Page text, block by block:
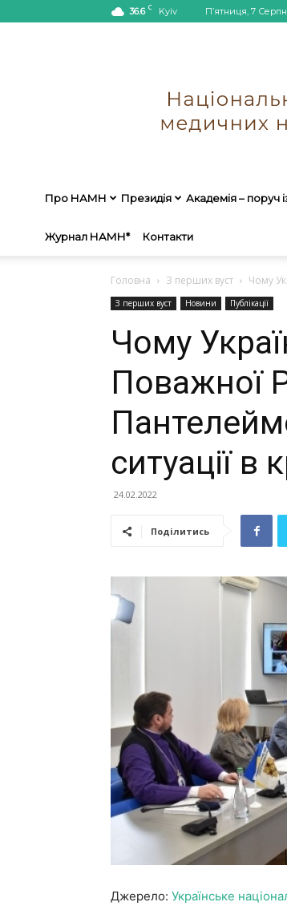
36.6 C Kyiv П’ятниця, 7
Про НАМН Президія Академія – поруч
Журнал НАМН* Контакти
Головна З перших вуст Чому
З перших вуст Новини Публікації
Чому
Поважної
ситуації в
24.02.2022
Поділитись
Джерело: Українське